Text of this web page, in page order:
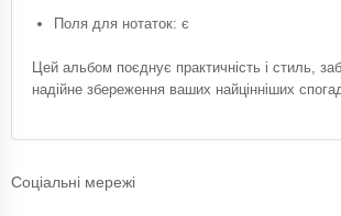
Поля для нотаток: є
Цей альбом поєднує практичність і стиль,
надійне збереження ваших найцінніших
Соціальні мережі